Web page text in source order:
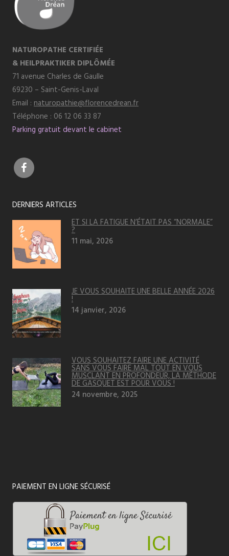
NATUROPATHE CERTIFIÉE
& HEILPRAKTIKER DIPLÔMÉE
71 avenue Charles de Gaulle
69230 – Saint-Genis-Laval
Email : naturopathie@florencedrean.fr
Téléphone : 06 12 06 33 87
Parking gratuit devant le cabinet
DERNIERS ARTICLES
ET SI LA FATIGUE N’ÉTAIT PAS “NORMALE”
?
11 mai, 2026
JE VOUS SOUHAITE UNE BELLE ANNÉE 2026
!
14 janvier, 2026
VOUS SOUHAITEZ FAIRE UNE ACTIVITÉ
SANS VOUS FAIRE MAL TOUT EN VOUS
MUSCLANT EN PROFONDEUR, LA MÉTHODE
DE GASQUET EST POUR VOUS !
24 novembre, 2025
PAIEMENT EN LIGNE SÉCURISÉ